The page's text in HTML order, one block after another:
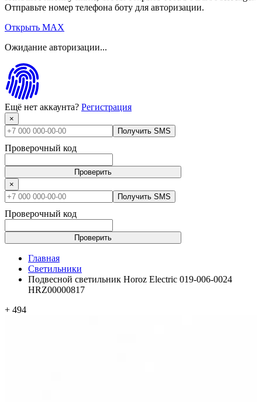
Отправьте номер телефона боту для авторизации.
Открыть MAX
Ожидание авторизации...
Ещё нет аккаунта? Регистрация
×
Получить SMS
Проверочный код
Проверить
×
Получить SMS
Проверочный код
Проверить
Главная
Светильники
Подвесной светильник Horoz Electric 019-006-0024
HRZ00000817
+ 494